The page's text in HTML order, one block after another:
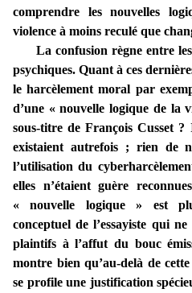
comprendre les nouvelles
violence à moins reculé que
La confusion règne entre les
psychiques. Quant à ces
le harcèlement moral par
d’une « nouvelle logique de la
sous-titre de François Cusset ?
existaient autrefois ; rien de
l’utilisation du
elles n’étaient guère
« nouvelle logique » est
conceptuel de l’essayiste qui
plaintifs à l’affut du bouc
montre bien qu’au-delà de
se profile une justification